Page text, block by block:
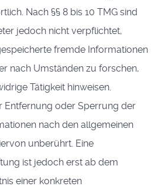
Nach §§ 8 bis 10 TMG sind
jedoch nicht verpflichtet,
fremde Informationen
nach Umständen zu forschen,
Tätigkeit hinweisen.
Entfernung oder Sperrung der
nach den allgemeinen
unberührt. Eine
ist jedoch erst ab dem
einer konkreten